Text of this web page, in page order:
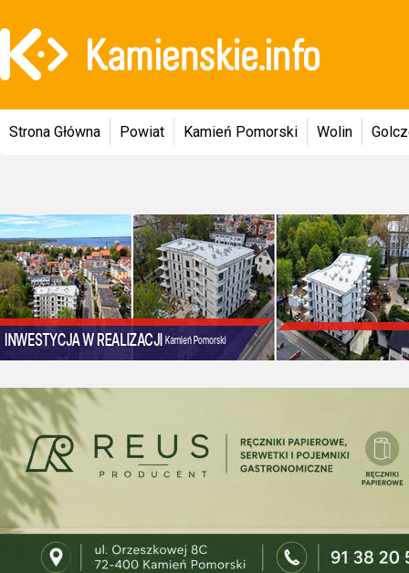
Strona Główna Powiat Kamień Pomorski Wolin